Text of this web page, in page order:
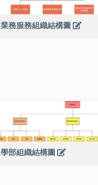
業務服務組織結構圖
學部組織結構圖